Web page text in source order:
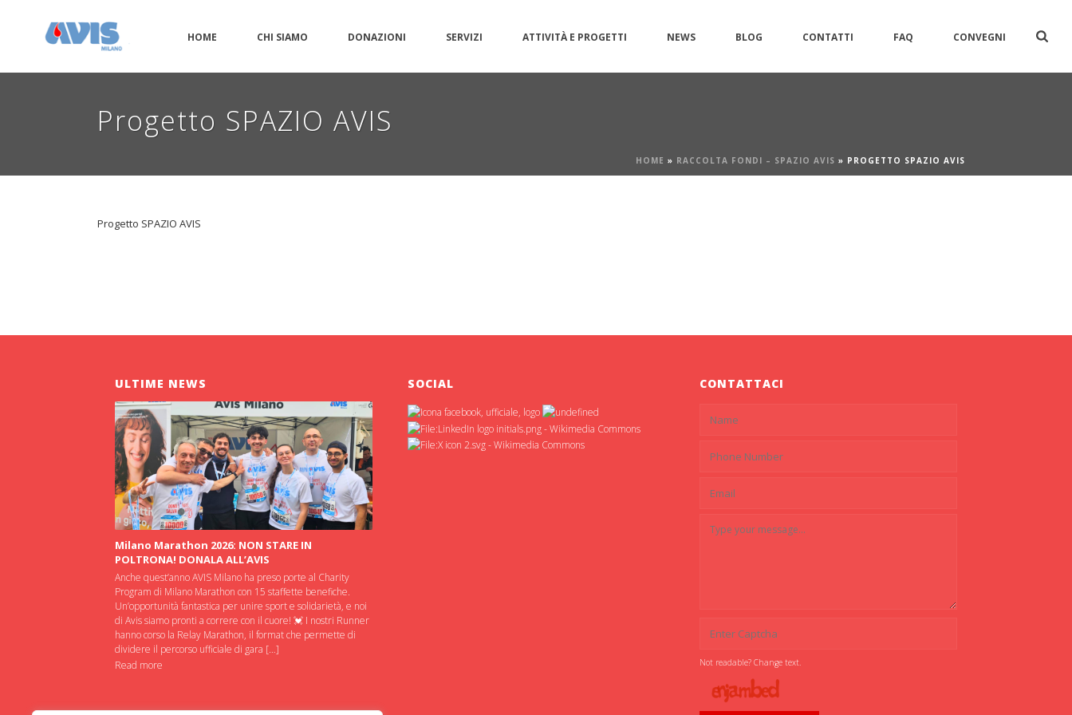
HOME CHI SIAMO DONAZIONI SERVIZI ATTIVITÀ E PROGETTI NEWS BLOG CONTATTI FAQ CONVEGNI
Progetto SPAZIO AVIS
HOME » RACCOLTA FONDI – SPAZIO AVIS » PROGETTO SPAZIO AVIS
Progetto SPAZIO AVIS
ULTIME NEWS
Milano Marathon 2026: NON STARE IN
POLTRONA! DONALA ALL’AVIS
Anche quest’anno AVIS Milano ha preso porte al Charity
Program di Milano Marathon con 15 staffette benefiche.
Un’opportunità fantastica per unire sport e solidarietà, e noi
di Avis siamo pronti a correre con il cuore! 💓 I nostri Runner
hanno corso la Relay Marathon, il format che permette di
dividere il percorso ufficiale di gara […]
Read more
SOCIAL CONTATTACI
Not readable? Change text.